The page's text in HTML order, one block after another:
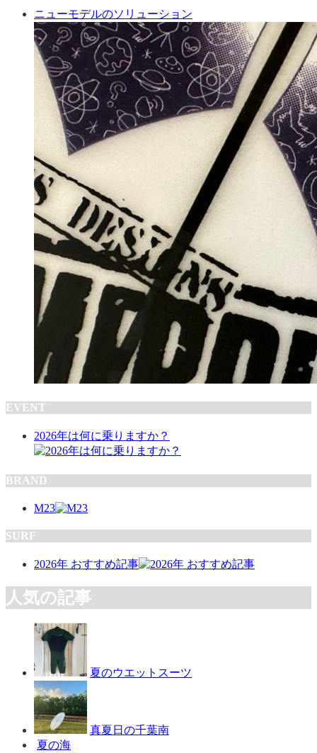
ニューモデルのソリューション
EVENT
2026年は何に乗りますか？
BRAND
M23
SURF
2026年 おすすめ記事
人気の記事
夏のウエットスーツ
真夏日の千葉南
夏の海